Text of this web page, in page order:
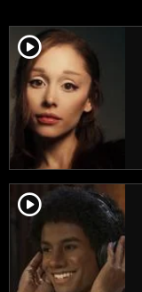
player2
player2